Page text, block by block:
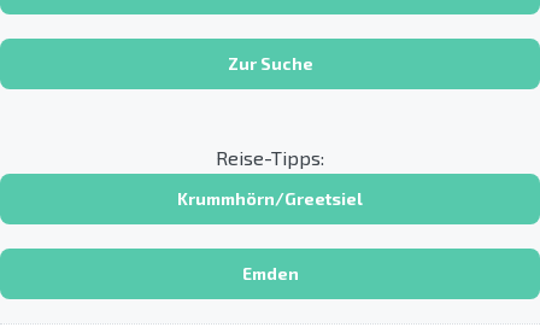
Zur Suche
Reise-Tipps:
Krummhörn/Greetsiel
Emden